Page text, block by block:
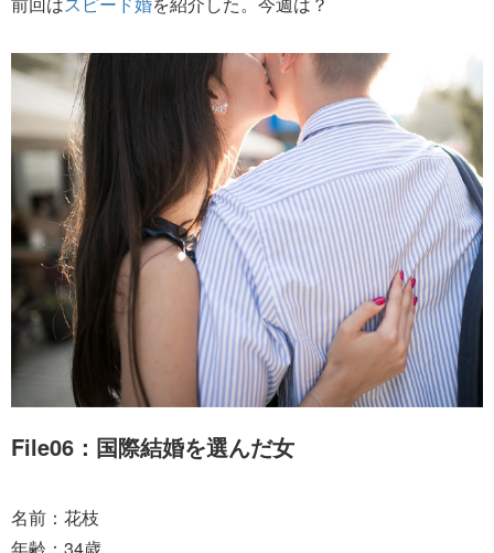
File06：国際結婚を選んだ女
名前：花枝
年齢：34歳